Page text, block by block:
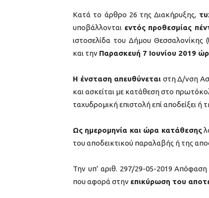
Κατά το άρθρο 26 της Διακήρυξης,
υποβάλλονται εντός προθεσμίας
ιστοσελίδα του Δήμου
και την Παρασκευή 7 Ιουνίου 2019
Η ένσταση απευθύνεται στη Δ/νση
και ασκείται με κατάθεση στο
ταχυδρομική επιστολή επί αποδείξει ή
Ως ημερομηνία και ώρα κατάθεσης
του αποδεικτικού παραλαβής ή της
Την υπ’ αριθ. 297/29-05-2019
που αφορά στην επικύρωση του